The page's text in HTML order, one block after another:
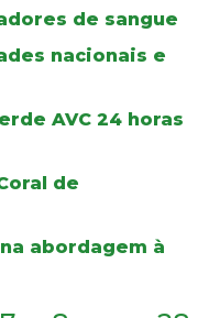
de sangue
nacionais e
AVC 24 horas
de
abordagem à